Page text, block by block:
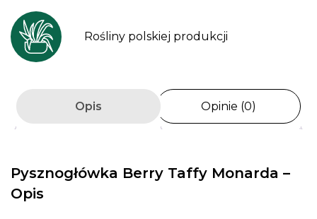
Rośliny polskiej produkcji
Opis Opinie (0)
Pysznogłówka Berry Taffy Monarda –
Opis